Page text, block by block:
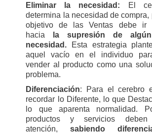
Eliminar la necesidad: El
determina la necesidad de compra,
objetivo de las Ventas debe ir
hacia la supresión de
necesidad.
Esta estrategia
aquel vacío en el individuo
vender al producto como una
problema.
Diferenciación: Para el cerebro
recordar lo Diferente, lo que
lo que aparenta normalidad.
productos y servicios
atención, sabiendo